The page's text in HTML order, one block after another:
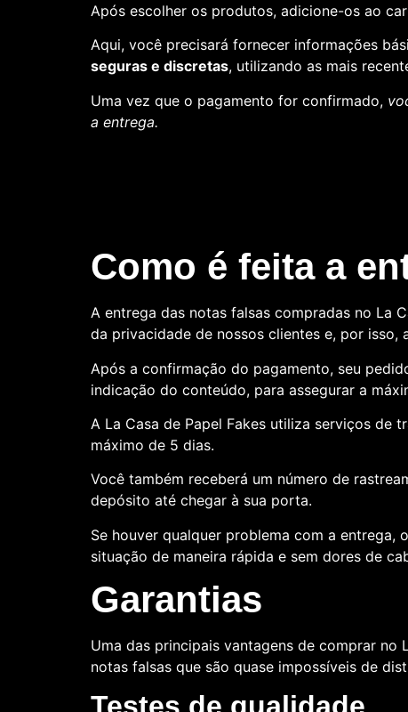
Após escolher os produtos, adicione-os ao
Aqui, você precisará fornecer informações
seguras e discretas, utilizando as mais
Uma vez que o pagamento for confirmado,
a entrega.
Como é feita a
A entrega das notas falsas compradas no La
da privacidade de nossos clientes e, por isso,
Após a confirmação do pagamento, seu
indicação do conteúdo, para assegurar a
A La Casa de Papel Fakes utiliza serviços de
máximo de 5 dias.
Você também receberá um número de
depósito até chegar à sua porta.
Se houver qualquer problema com a entrega,
situação de maneira rápida e sem dores de
Garantias
Uma das principais vantagens de comprar no
notas falsas que são quase impossíveis de
Testes de qualidade